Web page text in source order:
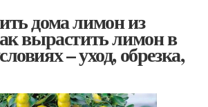
дома лимон из
вырастить лимон в
– уход, обрезка,